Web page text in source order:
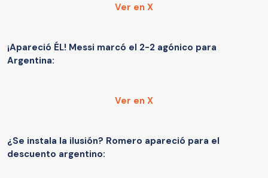
Ver en X
¡Apareció ÉL! Messi marcó el 2-2 agónico para
Argentina:
Ver en X
¿Se instala la ilusión? Romero apareció para el
descuento argentino: